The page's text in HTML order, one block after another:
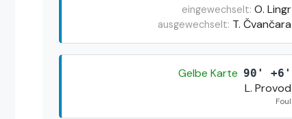
eingewechselt: O. Lingr
ausgewechselt: T. Čvančara
Gelbe Karte 90' +6'
L. Provod
Foul